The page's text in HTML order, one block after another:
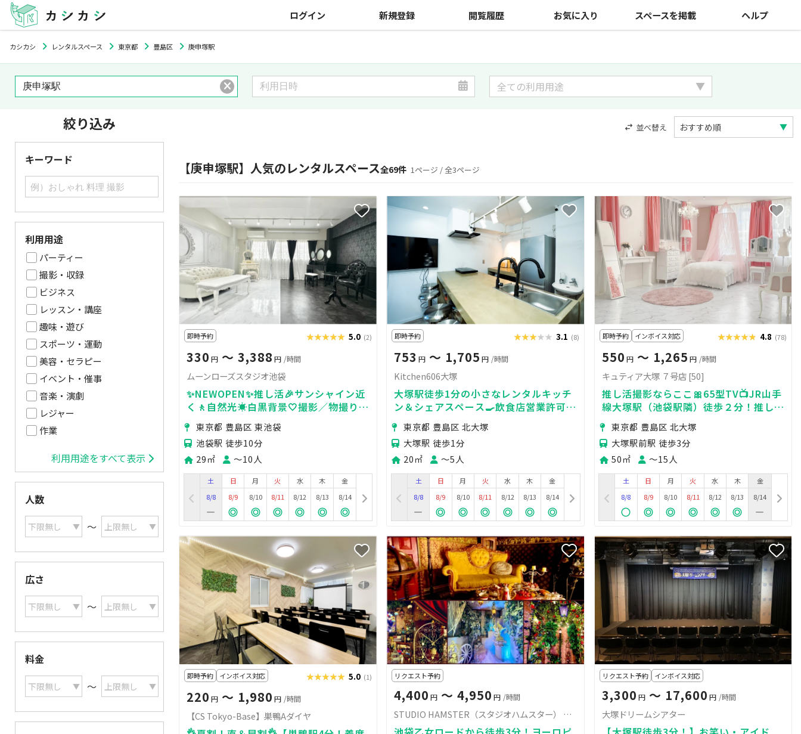
ログイン 新規登録 閲覧履歴 お気に入り スペースを掲載 ヘルプ
カシカシ レンタルスペース 東京都 豊島区 庚申塚駅
絞り込み
キーワード
利用用途
パーティー
撮影・収録
ビジネス
レッスン・講座
趣味・遊び
スポーツ・運動
美容・セラピー
イベント・催事
音楽・演劇
レジャー
作業
利用用途をすべて表示
人数
〜
広さ
〜
料金
〜
並べ替え
【庚申塚駅】人気のレンタルスペース全69件 1ページ / 全3ページ
即時予約 ★★★★★
★★★★★ 5.0 (2)
330 円 〜 3,388 円 /時間
ムーンローズスタジオ池袋
✨NEWOPEN✨推し活🎉サンシャイン近
く🚶自然光☀️白黒背景🤍撮影／物撮り／
SNS撮影／コスプレ／女子会
東京都 豊島区 東池袋
池袋駅 徒歩10分
29㎡
〜10人
土
8/8
日
8/9
月
8/10
火
8/11
水
8/12
木
8/13
金
8/14
即時予約 ★★★★★
★★★★★3.1 (8)
753 円 〜 1,705 円 /時間
Kitchen606大塚
大塚駅徒歩1分の小さなレンタルキッチ
ン＆シェアスペース🍳飲食店営業許可、
菓子製造許可付き/商品製造/撮影/間借
り営業
東京都 豊島区 北大塚
大塚駅 徒歩1分
20㎡
〜5人
土
8/8
日
8/9
月
8/10
火
8/11
水
8/12
木
8/13
金
8/14
即時予約 インボイス対応 ★★★★★
★★★★★ 4.8 (78)
550 円〜 1,265 円 /時間
キュティア大塚 ７号店 [50]
推し活撮影ならここ🎀65型TV📺JR山手
線大塚駅（池袋駅隣）徒歩２分！推し会
もできる撮影スタジオ📸💖✨
東京都 豊島区 北大塚
大塚駅前駅 徒歩3分
50㎡
〜15人
土
8/8
日
8/9
月
8/10
火
8/11
水
8/12
木
8/13
金
8/14
即時予約 インボイス対応 ★★★★★
★★★★★ 5.0 (1)
220 円 〜 1,980 円 /時間
【CS Tokyo-Base】巣鴨Aダイヤ
リクエスト予約
4,400 円 〜 4,950 円 /時間
STUDIO HAMSTER（スタジオハムスター） 2匹目
リクエスト予約 インボイス対応
3,300 円〜 17,600 円 /時間
大塚ドリームシアター